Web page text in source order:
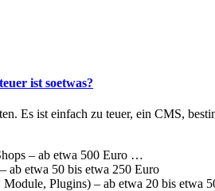
ist soetwas?
Es ist einfach zu teuer, ein CMS,
– ab etwa 500 Euro …
ab etwa 50 bis etwa 250 Euro
Plugins) – ab etwa 20 bis etwa